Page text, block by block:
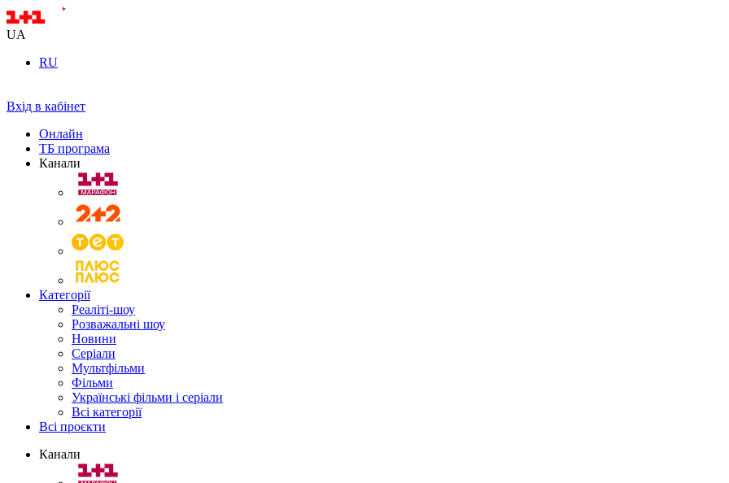
UA
RU
Вхід в кабінет
Онлайн
ТБ програма
Канали
Категорії
Реаліті-шоу
Розважальні шоу
Новини
Серіали
Мультфільми
Фільми
Українські фільми і серіали
Всі категорії
Всі проєкти
Канали